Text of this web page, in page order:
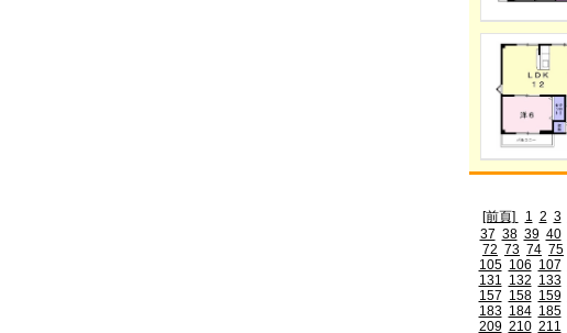
[前頁] 1 2 3
37 38 39 40
72 73 74 75
105 106 107
131 132 133
157 158 159
183 184 185
209 210 211